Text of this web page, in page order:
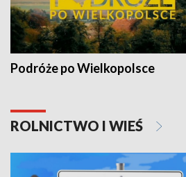
Podróże po Wielkopolsce
ROLNICTWO I WIEŚ